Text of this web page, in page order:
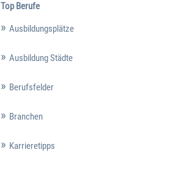
Top Berufe
Ausbildungsplätze
Ausbildung Städte
Berufsfelder
Branchen
Karrieretipps